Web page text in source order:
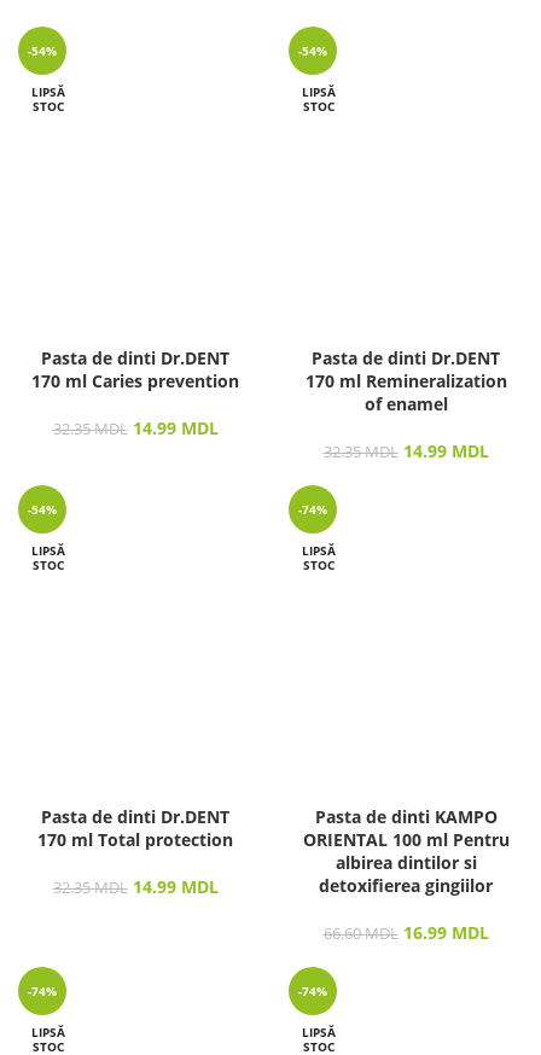
-54%
LIPSĂ
STOC
Pasta de dinti Dr.DENT
170 ml Caries prevention
32.35MDL 14.99 MDL
-54%
LIPSĂ
STOC
Pasta de dinti Dr.DENT
170 ml Remineralization
of enamel
32.35MDL 14.99 MDL
-54%
LIPSĂ
STOC
Pasta de dinti Dr.DENT
170 ml Total protection
32.35MDL 14.99 MDL
-74%
LIPSĂ
STOC
Pasta de dinti KAMPO
ORIENTAL 100 ml Pentru
albirea dintilor si
detoxifierea gingiilor
66.60MDL 16.99 MDL
-74%
LIPSĂ
STOC
-74%
LIPSĂ
STOC